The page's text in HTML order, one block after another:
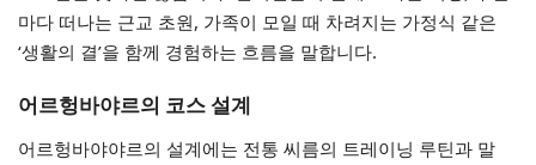
마다 떠나는 근교 초원, 가족이 모일 때 차려지는 가정식 같은
‘생활의 결’을 함께 경험하는 흐름을 말합니다.
어르헝바야르의 코스 설계
어르헝바야야르의 설계에는 전통 씨름의 트레이닝 루틴과 말